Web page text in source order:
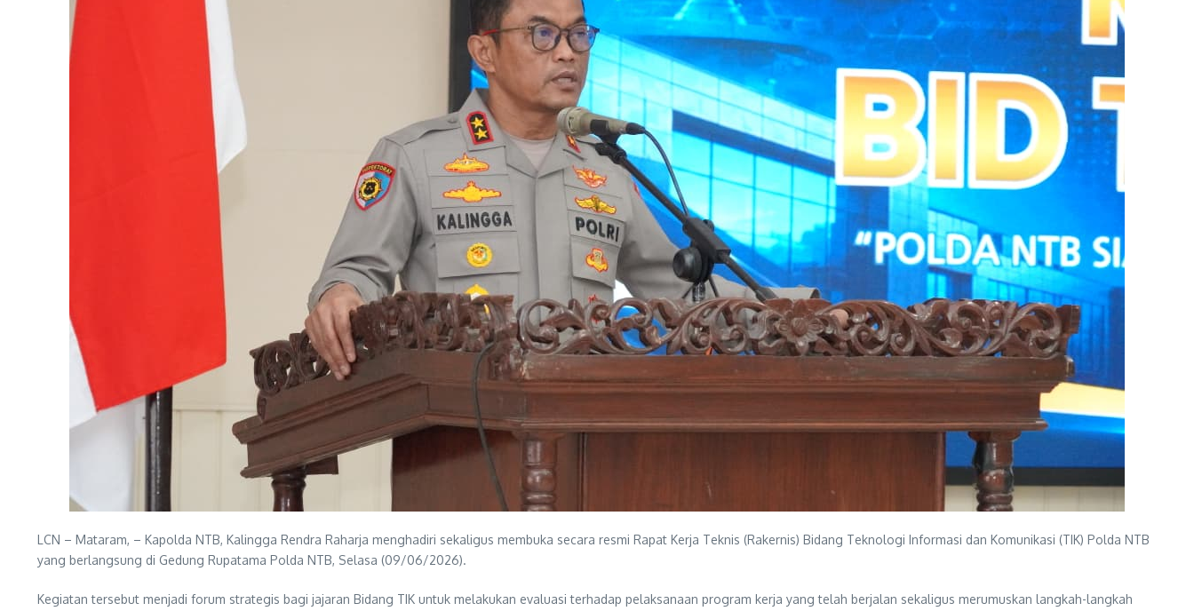
LCN – Mataram, – Kapolda NTB, Kalingga Rendra Raharja menghadiri sekaligus membuka secara resmi Rapat Kerja Teknis (Rakernis) Bidang Teknologi Informasi dan Komunikasi (TIK) Polda NTB
yang berlangsung di Gedung Rupatama Polda NTB, Selasa (09/06/2026).
Kegiatan tersebut menjadi forum strategis bagi jajaran Bidang TIK untuk melakukan evaluasi terhadap pelaksanaan program kerja yang telah berjalan sekaligus merumuskan langkah-langkah